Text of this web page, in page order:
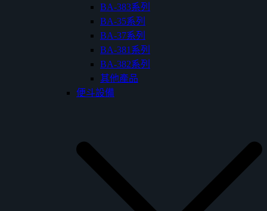
BA-383系列
BA-35系列
BA-37系列
BA-381系列
BA-382系列
其他產品
便斗設備